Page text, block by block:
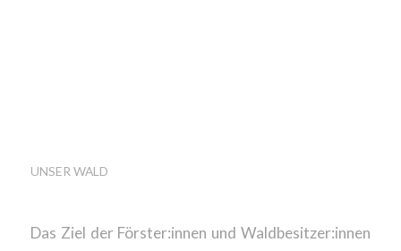
UNSER WALD
Das Ziel der Förster:innen und Waldbesitzer:innen